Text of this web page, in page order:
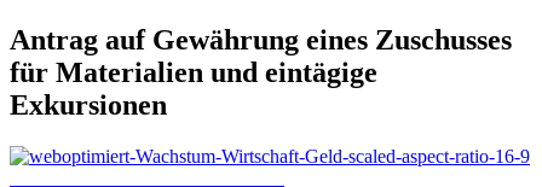
Antrag auf Gewährung eines Zuschusses
für Materialien und eintägige
Exkursionen